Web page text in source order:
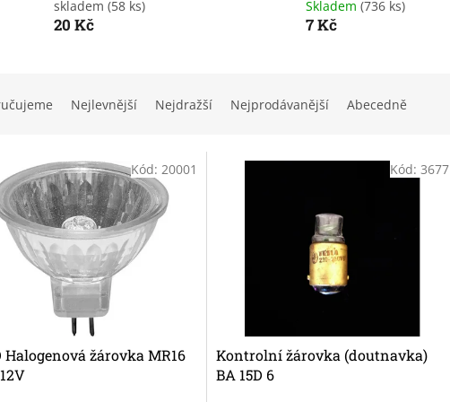
skladem (58 ks)
20 Kč
Skladem (736 ks)
7 Kč
Nejlevnější Nejdražší Nejprodávanější Abecedně
Halogenová žárovka MR16
Kód: 20001
Kontrolní žárovka (doutnavka)
BA 15D 6
Kód: 3677